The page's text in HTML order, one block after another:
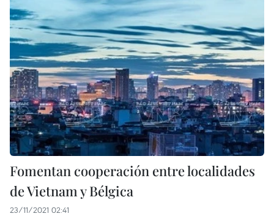
Fomentan cooperación entre localidades
de Vietnam y Bélgica
23/11/2021 02:41